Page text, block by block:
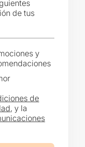
de tus
y
de
, y la